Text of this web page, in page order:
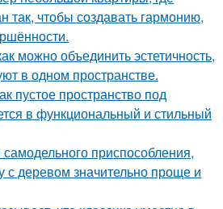
так, чтобы создавать гармонию,
можно объединить эстетичность,
в одном пространстве.
пустое пространство под
в функциональный и стильный
приспособления,
с деревом значительно проще и